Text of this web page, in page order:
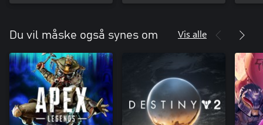
Du vil måske også synes om Vis alle